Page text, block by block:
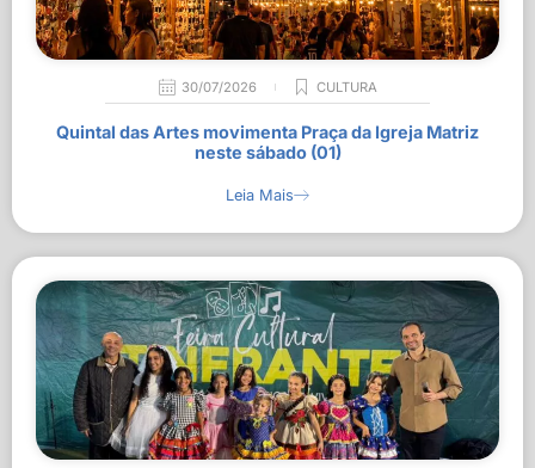
30/07/2026 CULTURA
Quintal das Artes movimenta Praça da Igreja Matriz
neste sábado (01)
Leia Mais